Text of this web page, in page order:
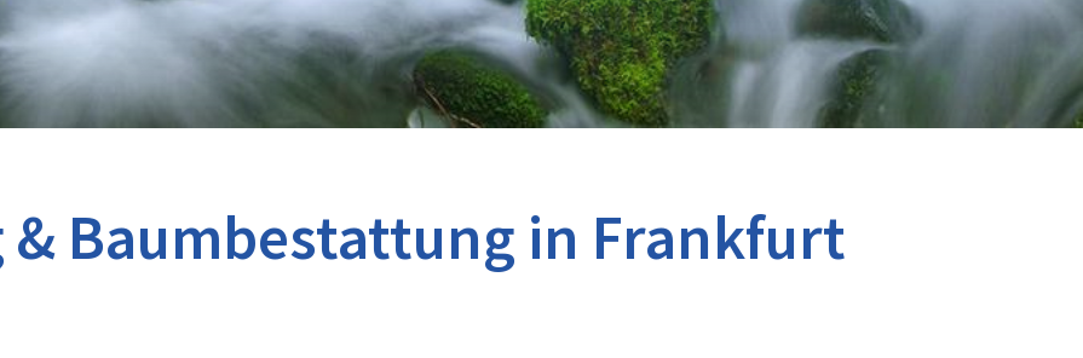
Baumbestattung in Frankfurt